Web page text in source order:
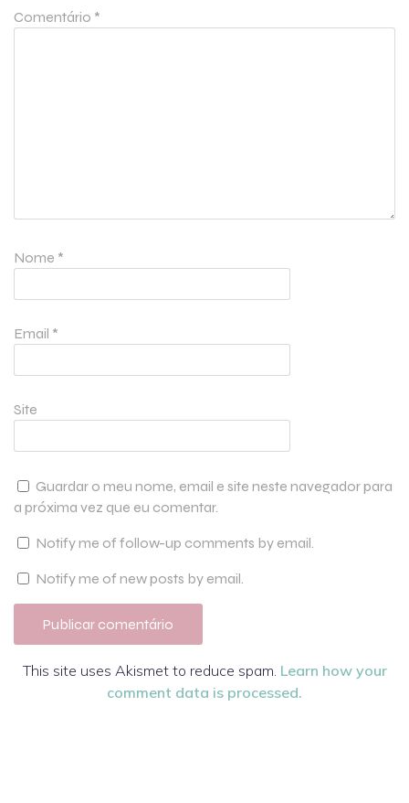
Comentário *
Nome *
Email *
Site
Guardar o meu nome, email e site neste navegador para
a próxima vez que eu comentar.
Notify me of follow-up comments by email.
Notify me of new posts by email.
This site uses Akismet to reduce spam. Learn how your
comment data is processed.